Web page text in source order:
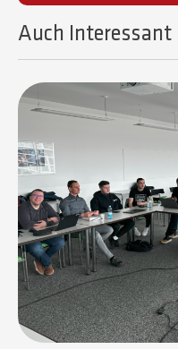
Auch Interessant​